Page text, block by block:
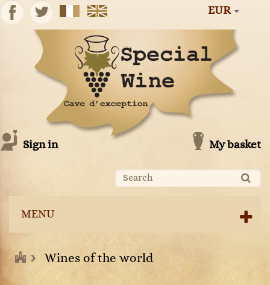
EUR
My basket
Sign in
MENU
Wines of the world